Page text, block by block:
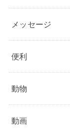
メッセージ
便利
動物
動画